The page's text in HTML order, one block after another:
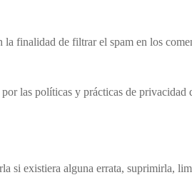
finalidad de filtrar el spam en los
las políticas y prácticas de privacidad
si existiera alguna errata, suprimirla,